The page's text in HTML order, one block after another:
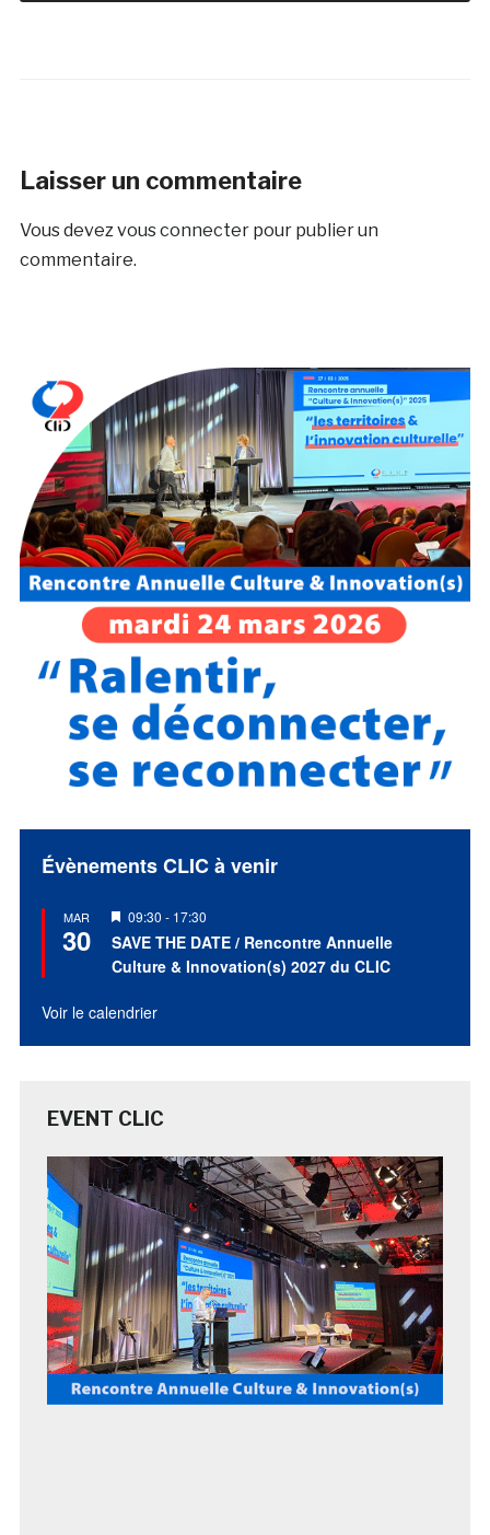
Laisser un commentaire
Vous devez vous connecterpour publier un
commentaire.
Évènements CLIC à venir
MAR
30
Mis
en
avant
09:30 - 17:30
SAVE THE DATE / Rencontre Annuelle
Culture & Innovation(s) 2027 du CLIC
Voir le calendrier
EVENT CLIC